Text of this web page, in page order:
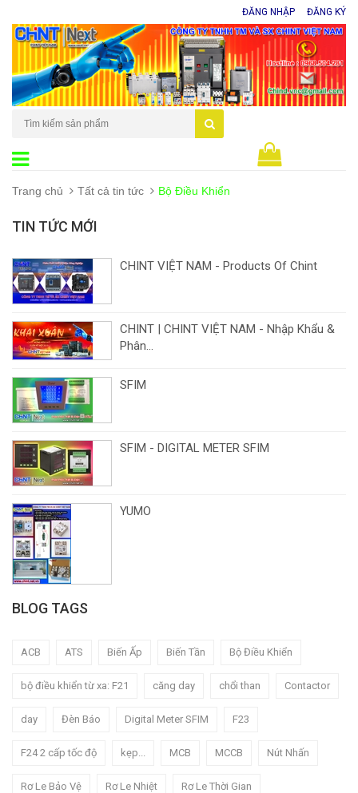
ĐĂNG NHẬP ĐĂNG KÝ
Trang chủ Tất cả tin tức Bộ Điều Khiển
TIN TỨC MỚI
CHINT VIỆT NAM - Products Of Chint
CHINT | CHINT VIỆT NAM - Nhập Khẩu &
Phân...
SFIM
SFIM - DIGITAL METER SFIM
YUMO
BLOG TAGS
ACB ATS Biến Ấp Biến Tần Bộ Điều Khiển
bộ điều khiển từ xa: F21 căng day chổi than Contactor
day Đèn Báo Digital Meter SFIM F23
F24 2 cấp tốc độ kẹp... MCB MCCB Nút Nhấn
Rơ Le Bảo Vệ Rơ Le Nhiệt Rơ Le Thời Gian